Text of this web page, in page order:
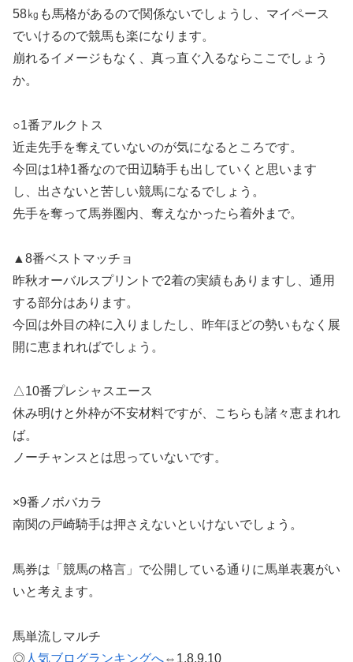
58㎏も馬格があるので関係ないでしょうし、マイペース
でいけるので競馬も楽になります。
崩れるイメージもなく、真っ直ぐ入るならここでしょう
か。
○1番アルクトス
近走先手を奪えていないのが気になるところです。
今回は1枠1番なので田辺騎手も出していくと思います
し、出さないと苦しい競馬になるでしょう。
先手を奪って馬券圏内、奪えなかったら着外まで。
▲8番ベストマッチョ
昨秋オーバルスプリントで2着の実績もありますし、通用
する部分はあります。
今回は外目の枠に入りましたし、昨年ほどの勢いもなく展
開に恵まれればでしょう。
△10番プレシャスエース
休み明けと外枠が不安材料ですが、こちらも諸々恵まれれ
ば。
ノーチャンスとは思っていないです。
×9番ノボバカラ
南関の戸崎騎手は押さえないといけないでしょう。
馬券は「競馬の格言」で公開している通りに馬単表裏がい
いと考えます。
馬単流しマルチ
◎人気ブログランキングへ⇔1,8,9,10